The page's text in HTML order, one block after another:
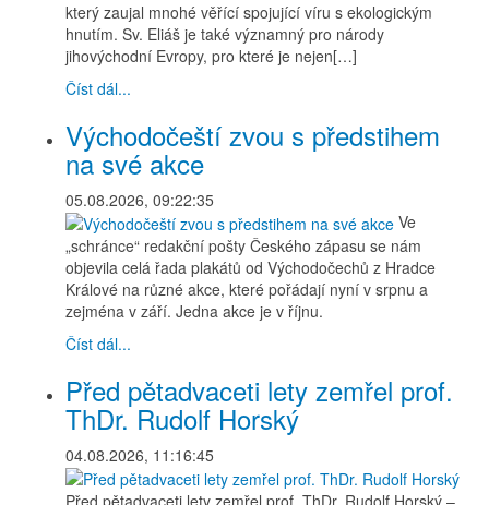
který zaujal mnohé věřící spojující víru s ekologickým
hnutím. Sv. Eliáš je také významný pro národy
jihovýchodní Evropy, pro které je nejen[…]
Číst dál...
Východočeští zvou s předstihem
na své akce
05.08.2026, 09:22:35
Ve
„schránce“ redakční pošty Českého zápasu se nám
objevila celá řada plakátů od Východočechů z Hradce
Králové na různé akce, které pořádají nyní v srpnu a
zejména v září. Jedna akce je v říjnu.
Číst dál...
Před pětadvaceti lety zemřel prof.
ThDr. Rudolf Horský
04.08.2026, 11:16:45